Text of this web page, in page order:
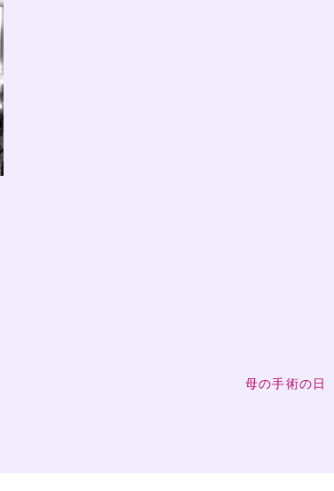
母の手術の日